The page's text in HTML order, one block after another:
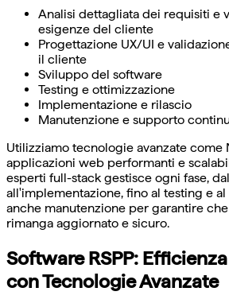
Analisi dettagliata dei requisiti e
esigenze del cliente
Progettazione UX/UI e
il cliente
Sviluppo del software
Testing e ottimizzazione
Implementazione e rilascio
Manutenzione e supporto
Utilizziamo tecnologie avanzate come
applicazioni web performanti e
esperti full-stack gestisce ogni fase,
all'implementazione, fino al testing e
anche manutenzione per garantire
rimanga aggiornato e sicuro.
Software RSPP:
con Tecnologie Avanzate